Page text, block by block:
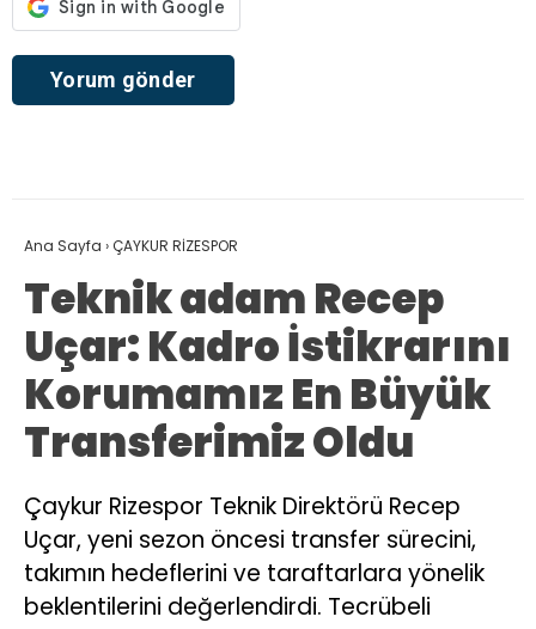
Ana Sayfa ›ÇAYKUR RİZESPOR
Teknik adam Recep
Uçar: Kadro İstikrarını
Korumamız En Büyük
Transferimiz Oldu
Çaykur Rizespor Teknik Direktörü Recep
Uçar, yeni sezon öncesi transfer sürecini,
takımın hedeflerini ve taraftarlara yönelik
beklentilerini değerlendirdi. Tecrübeli